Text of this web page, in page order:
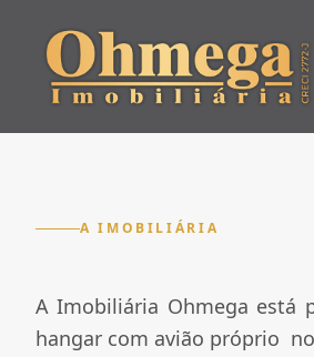
A IMOBILIÁRIA
A Imobiliária Ohmega está
hangar com avião próprio